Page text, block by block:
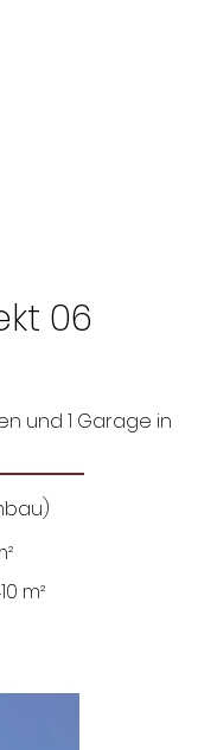
06
und 1 Garage in
m²